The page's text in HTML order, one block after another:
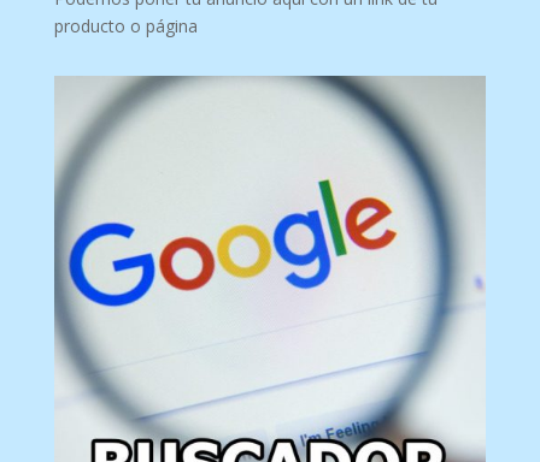
producto o página